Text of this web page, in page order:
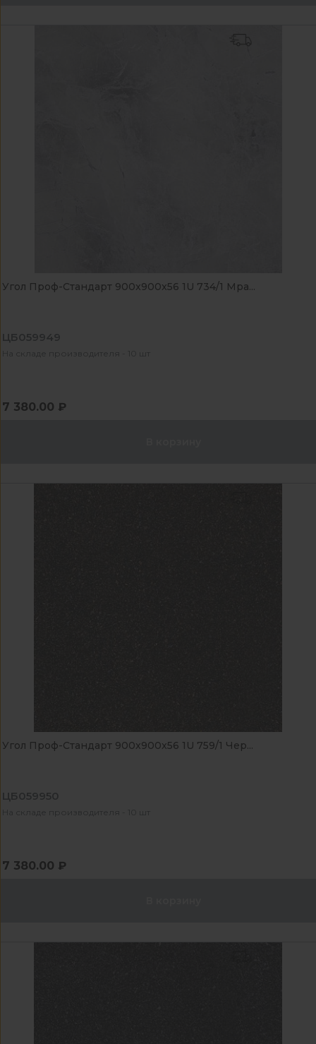
Угол Проф-Стандарт 900x900x56 1U 734/1 Мра...
ЦБ059949
На складе производителя - 10 шт
7 380.00 ₽
Угол Проф-Стандарт 900x900x56 1U 759/1 Чер...
ЦБ059950
На складе производителя - 10 шт
7 380.00 ₽